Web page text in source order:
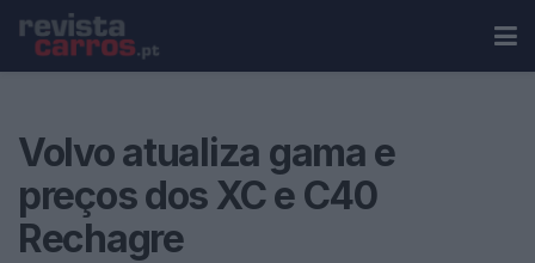
Volvo atualiza gama e
preços dos XC e C40
Rechagre